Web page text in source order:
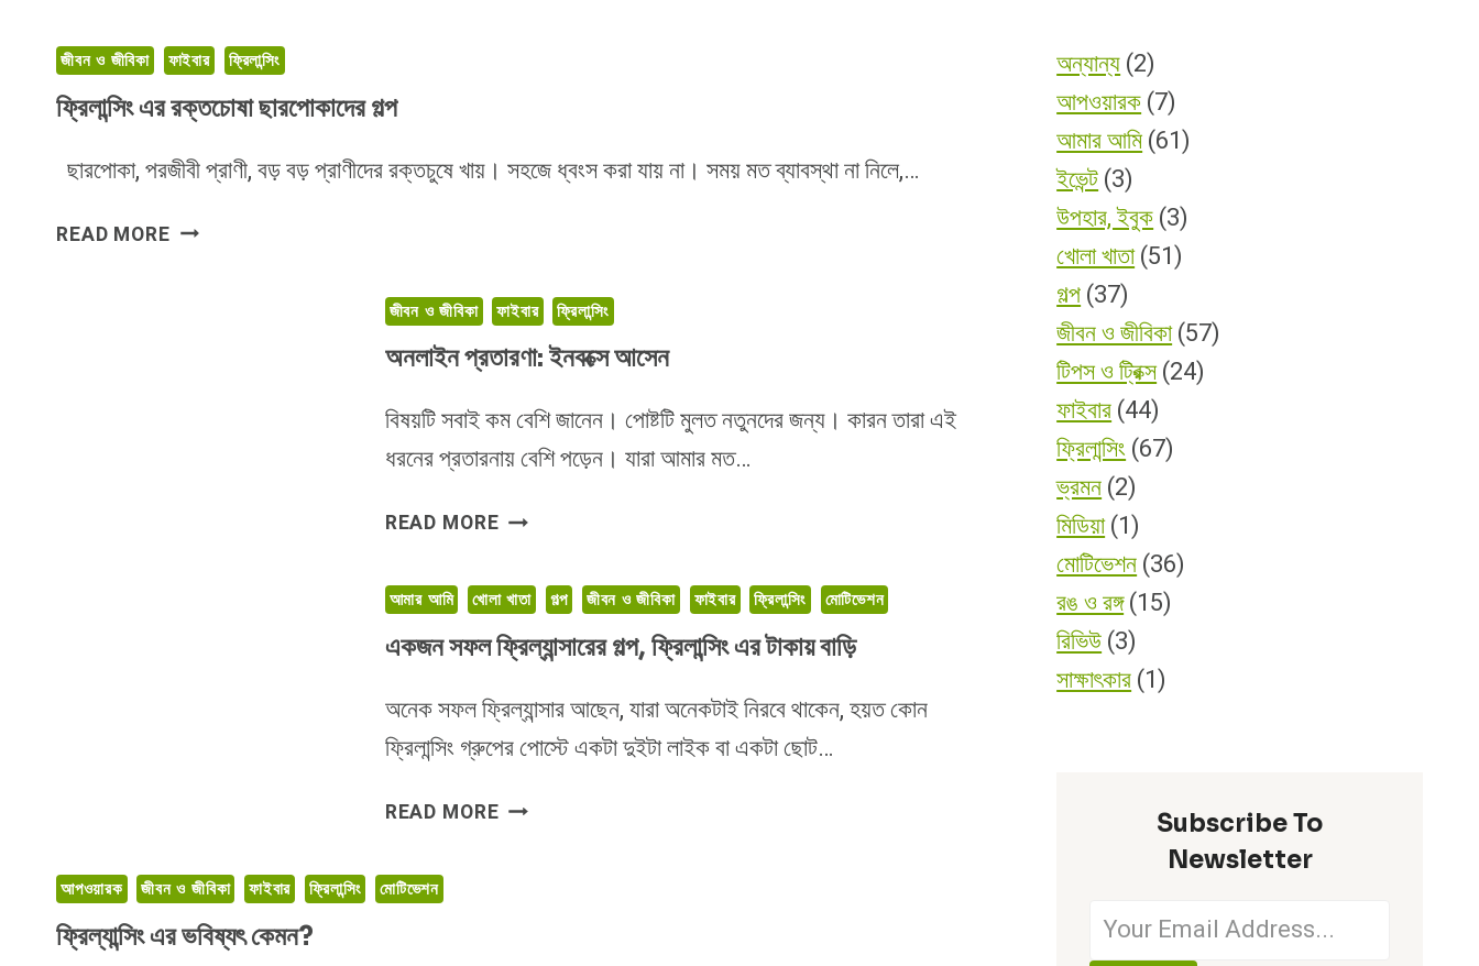
জীবন ও জীবিকা ফাইবার ফ্রিলান্সিং
ফ্রিলান্সিং এর রক্তচোষা ছারপোকাদের গল্প
ছারপোকা, পরজীবী প্রাণী, বড় বড় প্রাণীদের রক্তচুষে খায়। সহজে ধ্বংস করা যায় না। সময় মত ব্যাবস্থা না নিলে,…
READ MOREফ্রিলান্সিং
জীবন ও জীবিকা ফাইবার ফ্রিলান্সিং
অনলাইন প্রতারণা: ইনবক্সে আসেন
বিষয়টি সবাই কম বেশি জানেন। পোষ্টটি মুলত নতুনদের জন্য। কারন তারা এই
ধরনের প্রতারনায় বেশি পড়েন। যারা আমার মত…
READ MOREঅনলাইন
ইনবক্সে
আসেন
আমার আমি খোলা খাতা গল্প জীবন ও জীবিকা ফাইবার ফ্রিলান্সিং মোটিভেশন
একজন সফল ফ্রিল্যান্সারের গল্প, ফ্রিলান্সিং এর টাকায় বাড়ি
অনেক সফল ফ্রিল্যান্সার আছেন, যারা অনেকটাই নিরবে থাকেন, হয়ত কোন
ফ্রিলান্সিং গ্রুপের পোস্টে একটা দুইটা লাইক বা একটা ছোট…
READ MOREএকজন
আপওয়ারক জীবন ও জীবিকা ফাইবার ফ্রিলান্সিং মোটিভেশন
ফ্রিল্যান্সিং এর ভবিষ্যৎ কেমন?
অন্যান্য(2)
আপওয়ারক(7)
আমার আমি(61)
ইভেন্ট(3)
উপহার, ইবুক(3)
খোলা খাতা(51)
গল্প(37)
জীবন ও জীবিকা(57)
টিপস ও ট্রিক্স(24)
ফাইবার(44)
ফ্রিলান্সিং (67)
ভ্রমন(2)
মিডিয়া(1)
মোটিভেশন(36)
রঙ ও রঙ্গ(15)
রিভিউ(3)
সাক্ষাৎকার(1)
Subscribe To
Newsletter